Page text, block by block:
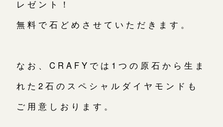
レゼント！
無料で石どめさせていただきます。
なお、CRAFYでは1つの原石から生ま
れた2石のスペシャルダイヤモンドも
ご用意しおります。